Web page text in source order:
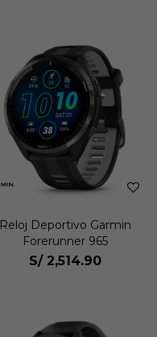
Reloj Deportivo Garmin
Forerunner 965
S/ 2,514.90